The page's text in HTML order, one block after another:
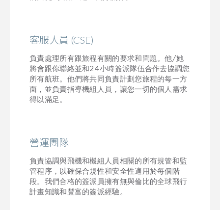
客服人員 (CSE)
負責處理所有跟旅程有關的要求和問題。他/她
將會跟你聯絡並和24小時簽派隊伍合作去協調您
所有航班。他們將共同負責計劃您旅程的每一方
面，並負責指導機組人員，讓您一切的個人需求
得以滿足。
營運團隊
負責協調與飛機和機組人員相關的所有規管和監
管程序，以確保合規性和安全性適用於每個階
段。我們合格的簽派員擁有無與倫比的全球飛行
計畫知識和豐富的簽派經驗。